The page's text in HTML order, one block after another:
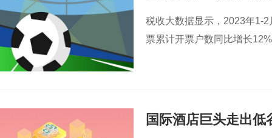
税收大数据显示，2023年1-
票累计开票户数同比增长
国际酒店巨头走出